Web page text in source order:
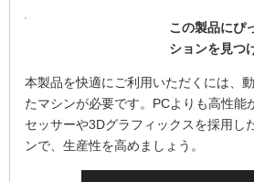
この製品にぴ
ションを見つ
本製品を快適にご利用いただくには、
たマシンが必要です。PCよりも高性能
セッサーや3Dグラフィックスを採用し
ンで、生産性を高めましょう。